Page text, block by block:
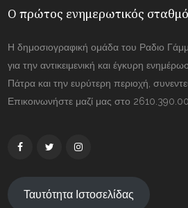
Ο πρώτος ενημερωτικός
Η δημοσιογραφική ομάδα του Ραδιο
για την αντικειμενική και έγκυρη
Πάτρα και την ευρύτερη περιοχή,
Επικοινωνήστε μαζί μας στο
Ταυτότητα Ιστοσελίδας